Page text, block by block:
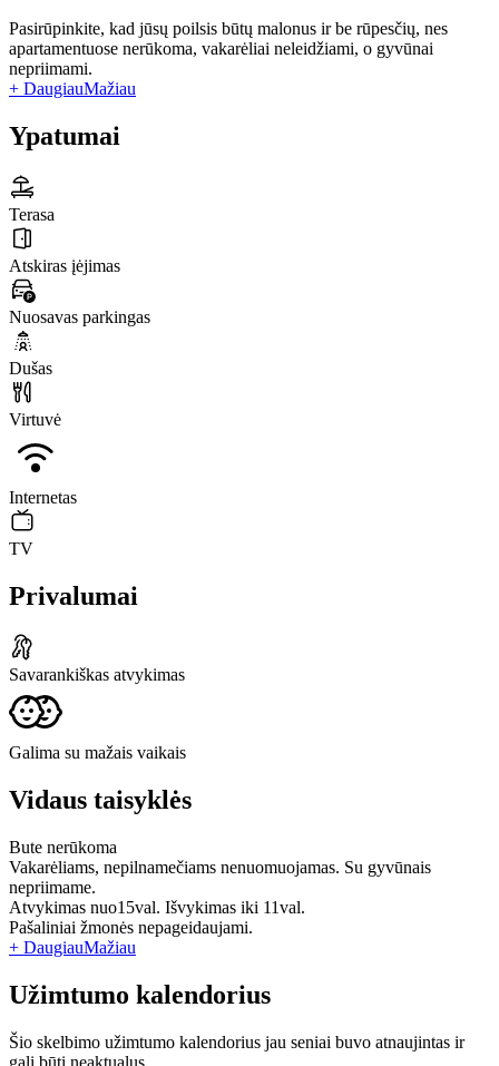
Pasirūpinkite, kad jūsų poilsis būtų malonus ir be rūpesčių, nes
apartamentuose nerūkoma, vakarėliai neleidžiami, o gyvūnai
nepriimami.
+ DaugiauMažiau
Ypatumai
Terasa
Atskiras įėjimas
Nuosavas parkingas
Dušas
Virtuvė
Internetas
TV
Privalumai
Savarankiškas atvykimas
Galima su mažais vaikais
Vidaus taisyklės
Bute nerūkoma
Vakarėliams, nepilnamečiams nenuomuojamas. Su gyvūnais
nepriimame.
Atvykimas nuo15val. Išvykimas iki 11val.
Pašaliniai žmonės nepageidaujami.
+ DaugiauMažiau
Užimtumo kalendorius
Šio skelbimo užimtumo kalendorius jau seniai buvo atnaujintas ir
gali būti neaktualus